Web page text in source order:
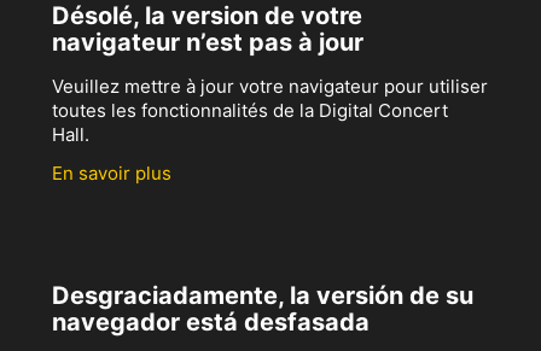
Désolé, la version de votre
navigateur n’est pas à jour
Veuillez mettre à jour votre navigateur pour utiliser
toutes les fonctionnalités de la Digital Concert
Hall.
En savoir plus
Desgraciadamente, la versión de su
navegador está desfasada